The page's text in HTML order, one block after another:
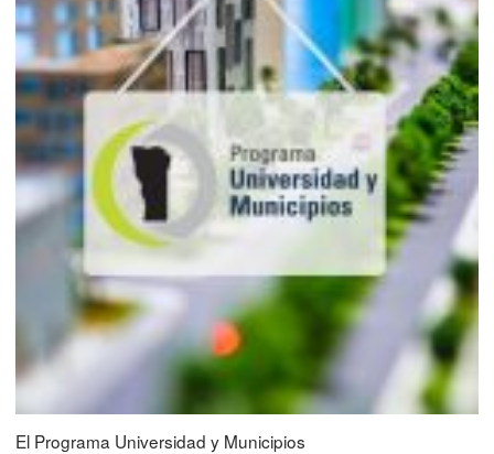
El Programa Universidad y Municipios